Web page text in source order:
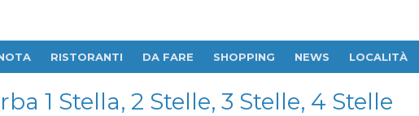
RISTORANTI DA FARE SHOPPING NEWS LOCALITÀ
1 Stella, 2 Stelle, 3 Stelle, 4 Stelle